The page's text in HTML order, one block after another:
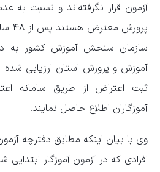
آزمون قرار نگرفته‌اند و نسبت به
سازمان سنجش آموزش کشور به
آموزش و پرورش استان ارزیابی شده
ثبت اعتراض از طریق سامانه
آموزگاران اطلاع حاصل نمایند.
وی با بیان اینکه مطابق دفترچه
افرادی که در آزمون آموزگار